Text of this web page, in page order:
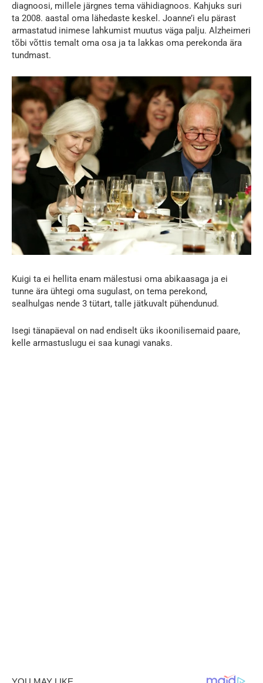
diagnoosi, millele järgnes tema vähidiagnoos. Kahjuks suri
ta 2008. aastal oma lähedaste keskel. Joanne’i elu pärast
armastatud inimese lahkumist muutus väga palju. Alzheimeri
tõbi võttis temalt oma osa ja ta lakkas oma perekonda ära
tundmast.
Kuigi ta ei hellita enam mälestusi oma abikaasaga ja ei
tunne ära ühtegi oma sugulast, on tema perekond,
sealhulgas nende 3 tütart, talle jätkuvalt pühendunud.
Isegi tänapäeval on nad endiselt üks ikoonilisemaid paare,
kelle armastuslugu ei saa kunagi vanaks.